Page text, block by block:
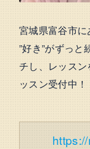
宮城県富谷市に
”好き”がずっ
チし、レッス
ッスン受付中！